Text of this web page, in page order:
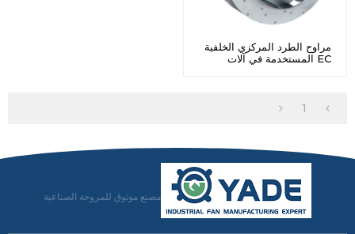
مراوح الطرد المركزي الخلفية
EC المستخدمة في آلات
1
مصنع موثوق للمروحة الصناعية